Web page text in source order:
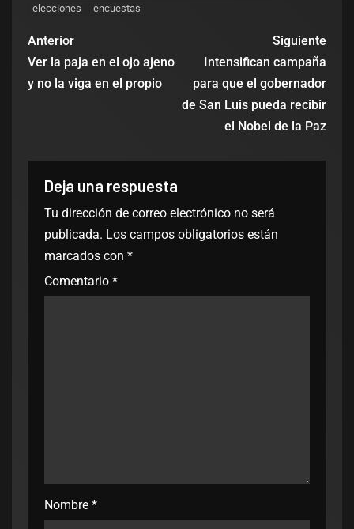
elecciones
encuestas
Anterior
Ver la paja en el ojo ajeno
y no la viga en el propio
Siguiente
Intensifican campaña
para que el gobernador
de San Luis pueda recibir
el Nobel de la Paz
Deja una respuesta
Tu dirección de correo electrónico no será
publicada. Los campos obligatorios están
marcados con *
Comentario *
Nombre *